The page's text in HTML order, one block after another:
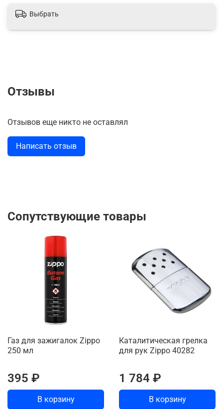
Выбрать
Отзывы
Отзывов еще никто не оставлял
Написать отзыв
Сопутствующие товары
Газ для зажигалок Zippo
250 мл
395 ₽
В корзину
Каталитическая грелка
для рук Zippo 40282
1 784 ₽
В корзину